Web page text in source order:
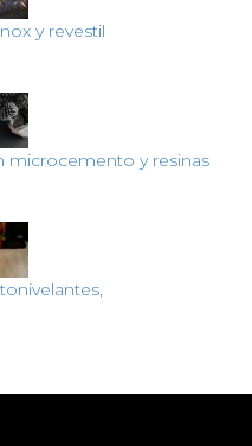
y revestil
microcemento y resinas